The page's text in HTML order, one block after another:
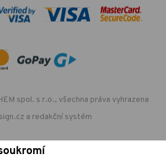
spol. s r.o., všechna práva vyhrazena
a redakční systém